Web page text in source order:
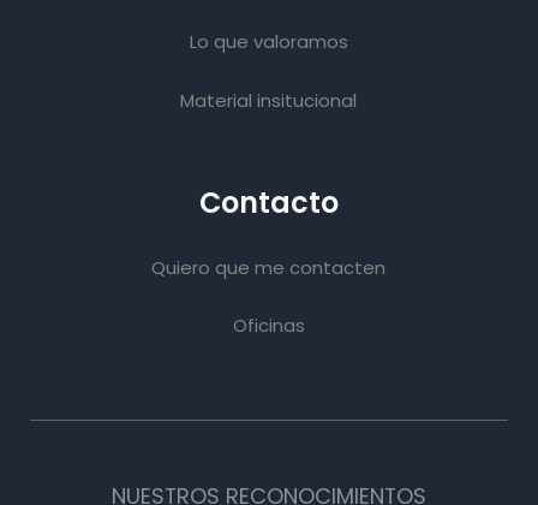
Lo que valoramos
Material insitucional
Contacto
Quiero que me contacten
Oficinas
NUESTROS RECONOCIMIENTOS